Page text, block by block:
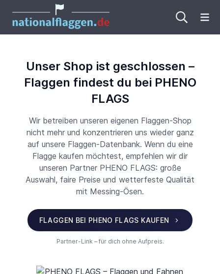
Unser Shop ist geschlossen –
Flaggen findest du bei PHENO
FLAGS
Wir betreiben unseren eigenen Flaggen-Shop
nicht mehr und konzentrieren uns wieder ganz
auf unsere Flaggen-Datenbank. Wenn du eine
Flagge kaufen möchtest, empfehlen wir dir
unseren Partner PHENO FLAGS: große
Auswahl, faire Preise und wetterfeste Qualität
mit Messing-Ösen.
FLAGGEN BEI PHENO FLAGS KAUFEN
Partner-Link – für dich ohne Aufpreis.